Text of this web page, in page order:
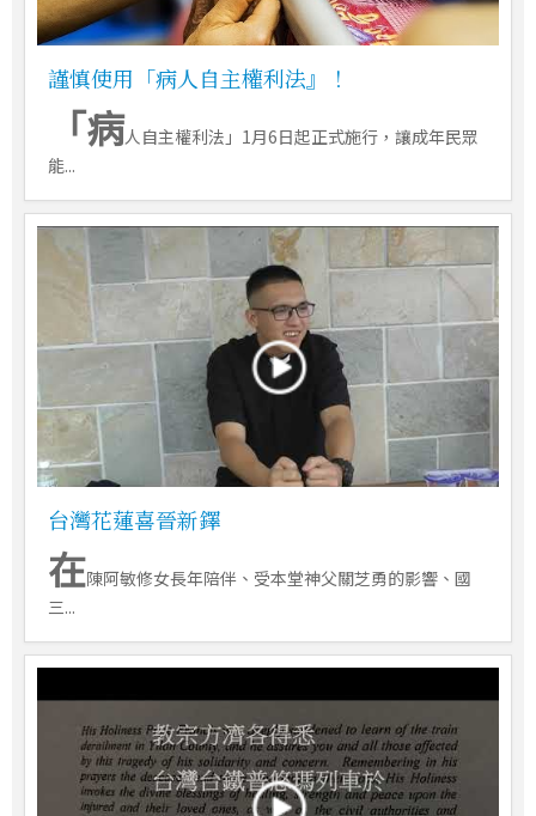
謹慎使用「病人自主權利法』！
「病人自主權利法」1月6日起正式施行，讓成年民眾
能...
台灣花蓮喜晉新鐸
在陳阿敏修女長年陪伴、受本堂神父關芝勇的影響、國
三...